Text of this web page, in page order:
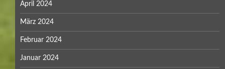
April 2024
März 2024
Februar 2024
Januar 2024